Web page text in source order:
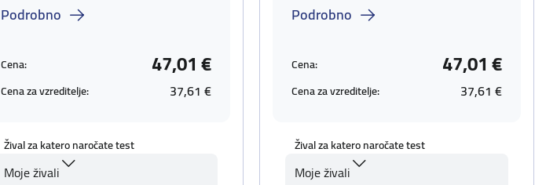
Podrobno
Cena: 47,01 €
Cena za vzreditelje: 37,61 €
Žival za katero naročate test
Moje živali
Podrobno
Cena: 47,01 €
Cena za vzreditelje: 37,61 €
Žival za katero naročate test
Moje živali